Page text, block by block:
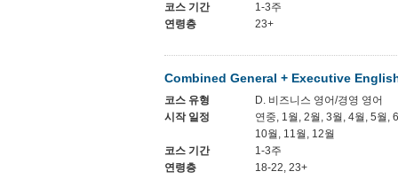
코스 기간
1-3주
연령층
23+
Combined General + Executive
코스 유형
D. 비즈니스 영어/경영 영어
시작 일정
연중, 1월, 2월, 3월, 4월, 5월,
10월, 11월, 12월
코스 기간
1-3주
연령층
18-22, 23+